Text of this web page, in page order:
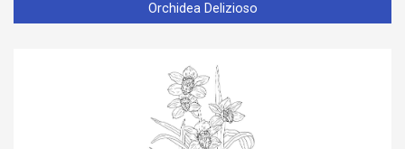
Orchidea Delizioso